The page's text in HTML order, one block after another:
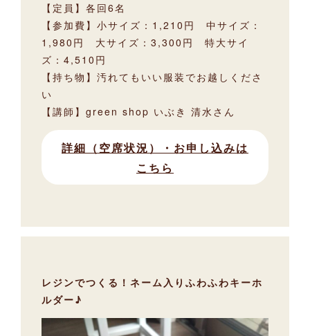
【定員】各回6名
【参加費】小サイズ：1,210円 中サイズ：
1,980円 大サイズ：3,300円 特大サイ
ズ：4,510円
【持ち物】汚れてもいい服装でお越しくださ
い
【講師】green shop いぶき 清水さん
詳細（空席状況）・お申し込みは
こちら
レジンでつくる！ネーム入りふわふわキーホ
ルダー♪